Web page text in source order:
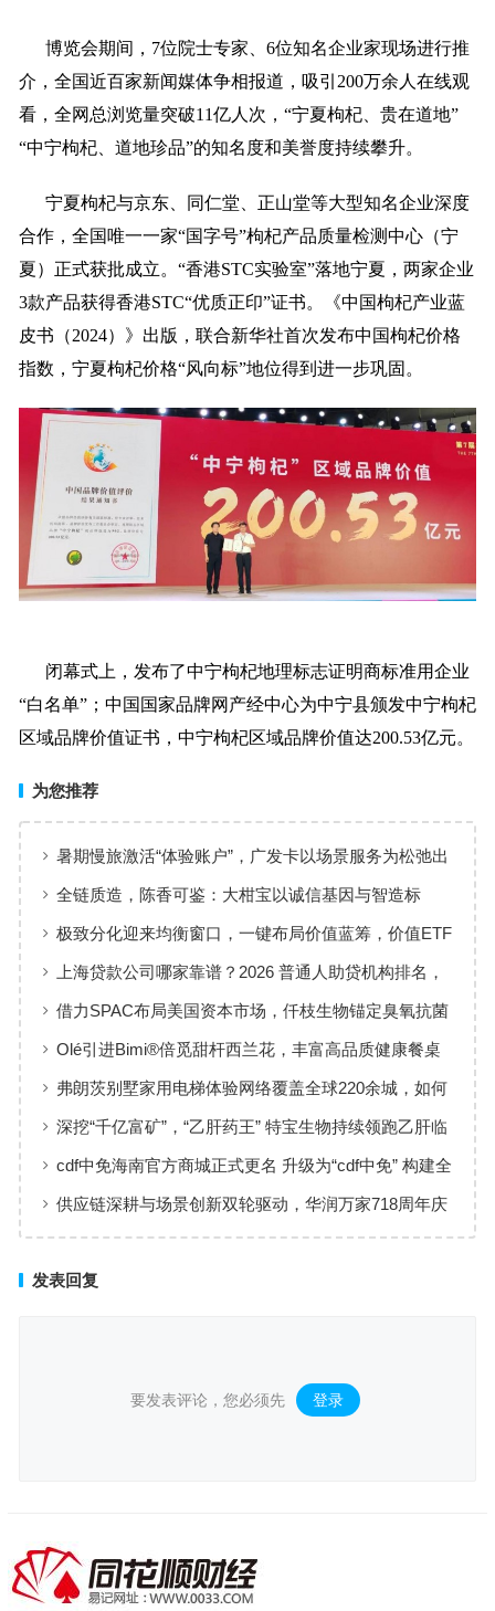
博览会期间，7位院士专家、6位知名企业家现场进行推
介，全国近百家新闻媒体争相报道，吸引200万余人在线观
看，全网总浏览量突破11亿人次，“宁夏枸杞、贵在道地”
“中宁枸杞、道地珍品”的知名度和美誉度持续攀升。
宁夏枸杞与京东、同仁堂、正山堂等大型知名企业深度
合作，全国唯一一家“国字号”枸杞产品质量检测中心（宁
夏）正式获批成立。“香港STC实验室”落地宁夏，两家企业
3款产品获得香港STC“优质正印”证书。《中国枸杞产业蓝
皮书（2024）》出版，联合新华社首次发布中国枸杞价格
指数，宁夏枸杞价格“风向标”地位得到进一步巩固。
闭幕式上，发布了中宁枸杞地理标志证明商标准用企业
“白名单”；中国国家品牌网产经中心为中宁县颁发中宁枸杞
区域品牌价值证书，中宁枸杞区域品牌价值达200.53亿元。
为您推荐
暑期慢旅激活“体验账户”，广发卡以场景服务为松弛出
行添彩
全链质造，陈香可鉴：大柑宝以诚信基因与智造标
准，定义新会陈皮高质量发展
极致分化迎来均衡窗口，一键布局价值蓝筹，价值ETF
华夏火热开售
上海贷款公司哪家靠谱？2026 普通人助贷机构排名，
工薪族借钱选择指南
借力SPAC布局美国资本市场，仟枝生物锚定臭氧抗菌
黄金赛道
Olé引进Bimi®倍觅甜杆西兰花，丰富高品质健康餐桌
新选择
弗朗茨别墅家用电梯体验网络覆盖全球220余城，如何
实现高效服务响应
深挖“千亿富矿”，“乙肝药王” 特宝生物持续领跑乙肝临
床治愈
cdf中免海南官方商城正式更名 升级为“cdf中免” 构建全
场景购物生态
供应链深耕与场景创新双轮驱动，华润万家718周年庆
发表回复
要发表评论，您必须先 登录 。